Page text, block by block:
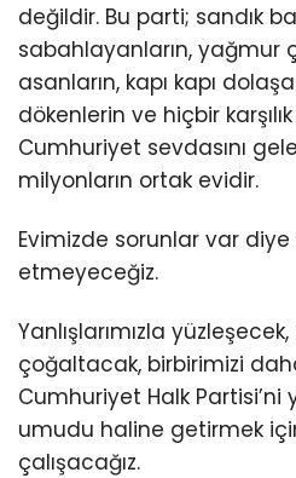
değildir. Bu parti; sandık
sabahlayanların,
asanların, kapı kapı
dökenlerin ve hiçbir
Cumhuriyet sevdasını
milyonların ortak evidir.
Evimizde sorunlar var
etmeyeceğiz.
Yanlışlarımızla yüzleşecek,
çoğaltacak, birbirimizi
Cumhuriyet Halk
umudu haline getirmek
çalışacağız.